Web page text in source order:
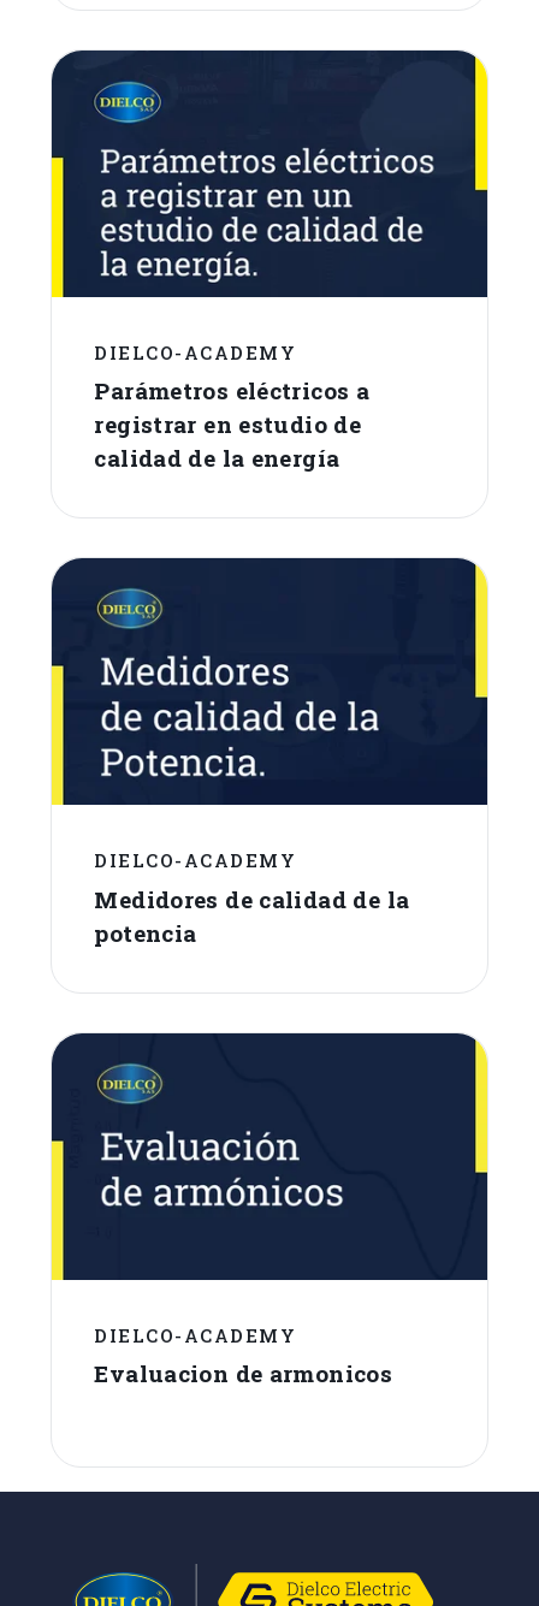
DIELCO-ACADEMY
Parámetros eléctricos a
registrar en estudio de
calidad de la energía
DIELCO-ACADEMY
Medidores de calidad de la
potencia
DIELCO-ACADEMY
Evaluacion de armonicos